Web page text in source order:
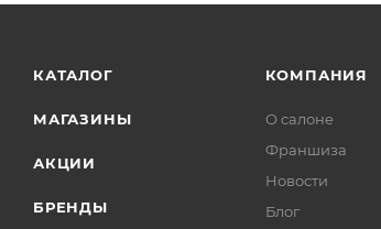
КАТАЛОГ
МАГАЗИНЫ
АКЦИИ
БРЕНДЫ
КОМПАНИЯ
О салоне
Франшиза
Новости
Блог